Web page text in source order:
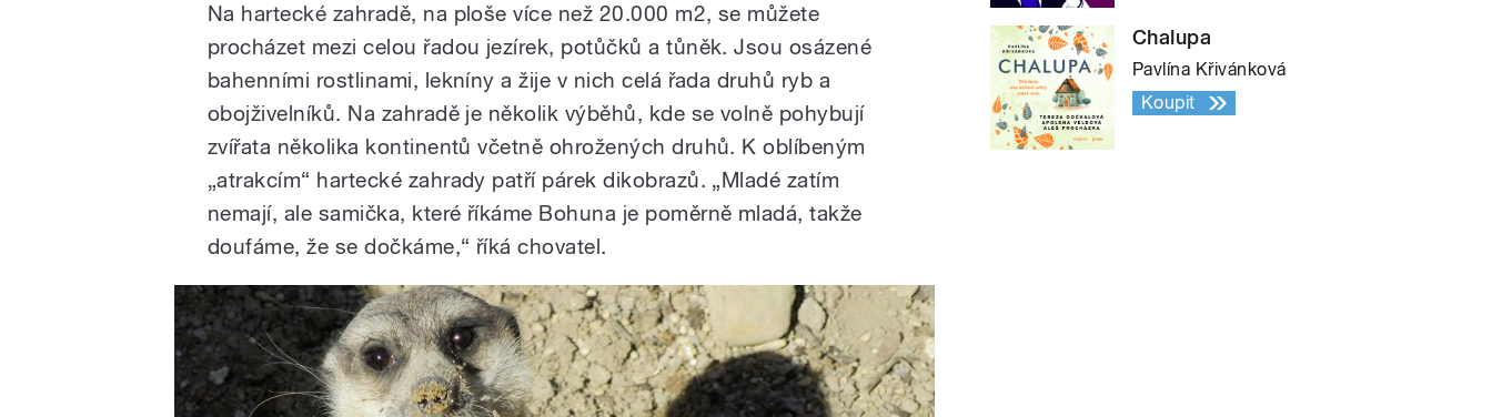
Na hartecké zahradě, na ploše více než 20.000 m2, se můžete
procházet mezi celou řadou jezírek, potůčků a tůněk. Jsou osázené
bahenními rostlinami, lekníny a žije v nich celá řada druhů ryb a
obojživelníků. Na zahradě je několik výběhů, kde se volně pohybují
zvířata několika kontinentů včetně ohrožených druhů. K oblíbeným
„atrakcím“ hartecké zahrady patří párek dikobrazů. „Mladé zatím
nemají, ale samička, které říkáme Bohuna je poměrně mladá, takže
doufáme, že se dočkáme,“ říká chovatel.
Chalupa
Pavlína Křivánková
Koupit